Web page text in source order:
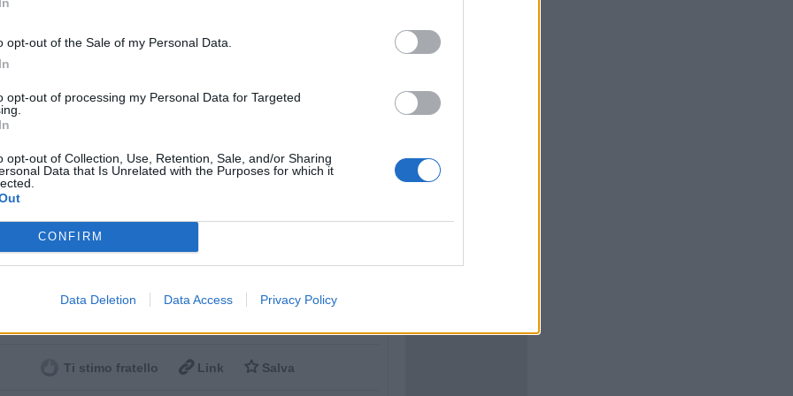
opt-out of the Sale of my Personal Data.
opt-out of processing my Personal Data for Targeted
opt-out of Collection, Use, Retention, Sale, and/or Sharing
Data that Is Unrelated with the Purposes for which it
CONFIRM
Data Deletion Data Access Privacy Policy
20 Novembre 2019- 5.104 visualizzazioni
martoriata, Licata martoriata, Salento martoriato, ma i soldi ci
aiutare esclusivamente #Venezia. 🔥SIAMO REGIONI DI
B? EBBENE SI!🔥 Una regione che da sola riceve dai nostri
l'equivalente di tutto il sud insieme. INCREDIBILE NO? Ed
da noi del #SUD quel poco che ci hanno lasciato per darlo
Ti stimo fratello  Link  Salva